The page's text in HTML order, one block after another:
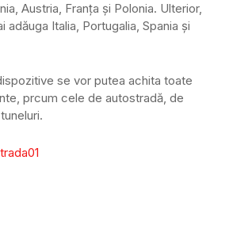
Austria, Franța și Polonia. Ulterior,
adăuga Italia, Portugalia, Spania și
se vor putea achita toate
prcum cele de autostradă, de